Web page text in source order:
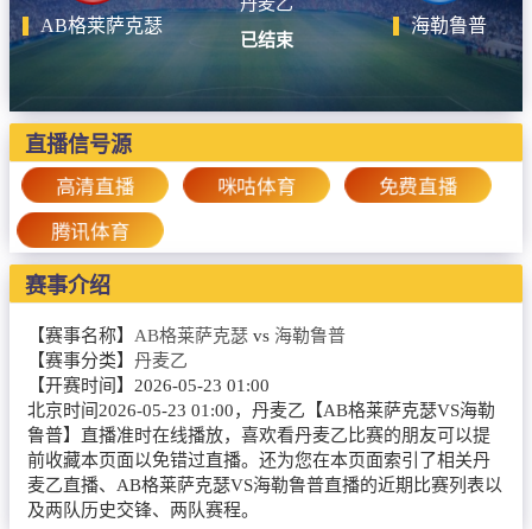
法甲
西甲
欧冠杯
中超
篮球直播
NBA
CBA
录像
足球录像
篮球录像
新闻
AB格莱萨克瑟
已结束
海勒鲁普
直播信号源
高清直播 咪咕体育 免费直播
腾讯体育
赛事介绍
【赛事名称】 AB格莱萨克瑟 vs 海勒鲁普
【赛事分类】 丹麦乙
【开赛时间】 2026-05-23 01:00
北京时间2026-05-23 01:00，丹麦乙【AB格莱萨克瑟VS海勒
鲁普】直播准时在线播放，喜欢看丹麦乙比赛的朋友可以提
前收藏本页面以免错过直播。还为您在本页面索引了相关丹
麦乙直播、AB格莱萨克瑟VS海勒鲁普直播的近期比赛列表以
及两队历史交锋、两队赛程。